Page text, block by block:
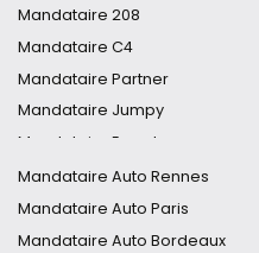
Mandataire Audi
Mandataire Hyundai
Mandataire Opel
Mandataire Cupra
Mandataire Ford
Mandataire Fiat
Mandataire 208
Mandataire C4
Mandataire Partner
Mandataire Jumpy
Mandataire Expert
Mandataire DS7
Mandataire Tucson
Mandataire Clio
Mandataire Auto Rennes
Mandataire Auto Paris
Mandataire Auto Bordeaux